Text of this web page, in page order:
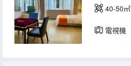
40-50㎡
電視機